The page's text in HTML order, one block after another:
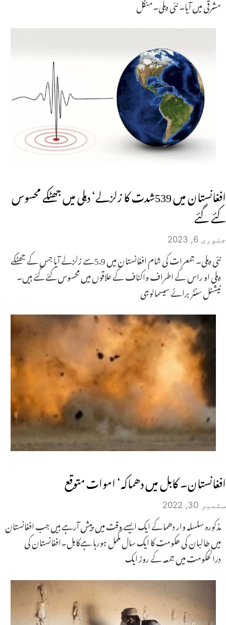
مشرقی میں آیا۔ نئی دہلی۔منگل
افغانستان میں 539شدت کا زلزلے‘ دہلی میں جھٹکے محسوس
کئے گئے
جنوری 6, 2023
نئی دہلی۔ جمعرات کی شام افغانستان میں 5.9سے زلزلے آیا جس کے جھٹکے
دہلی او راس کے اطراف واکناف کے علاقوں میں محسوس کئے گئے ہیں۔
نیشنل سنٹر برائے سیسمالوجی
افغانستان۔ کابل میں دھماکہ‘ اموات متوقع
ستمبر 30, 2022
مذکورہ سلسلہ وار دھماکے ایک ایسے وقت میں پیش آرہے ہیں جب افغانستان
میں طالبان کی حکومت کا ایک سال مکمل ہورہا ہےکابل۔افغانستان کی
درالحکومت میں جمعہ کے روز ایک